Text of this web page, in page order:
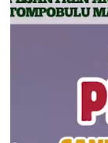
Video